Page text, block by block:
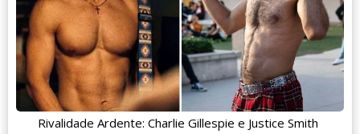
Rivalidade Ardente: Charlie Gillespie e Justice Smith